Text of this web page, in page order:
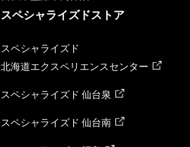
スペシャライズドストア
スペシャライズド
北海道エクスペリエンスセンター
スペシャライズド 仙台泉
スペシャライズド 仙台南